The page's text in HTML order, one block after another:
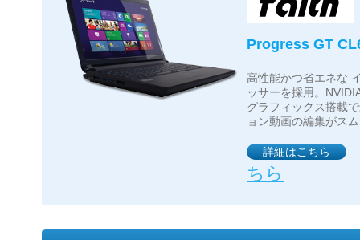
Progress GT
高性能かつ省エネな
ッサーを採用。
グラフィックス搭載
ョン動画の編集がス
詳細はこちら
ちら